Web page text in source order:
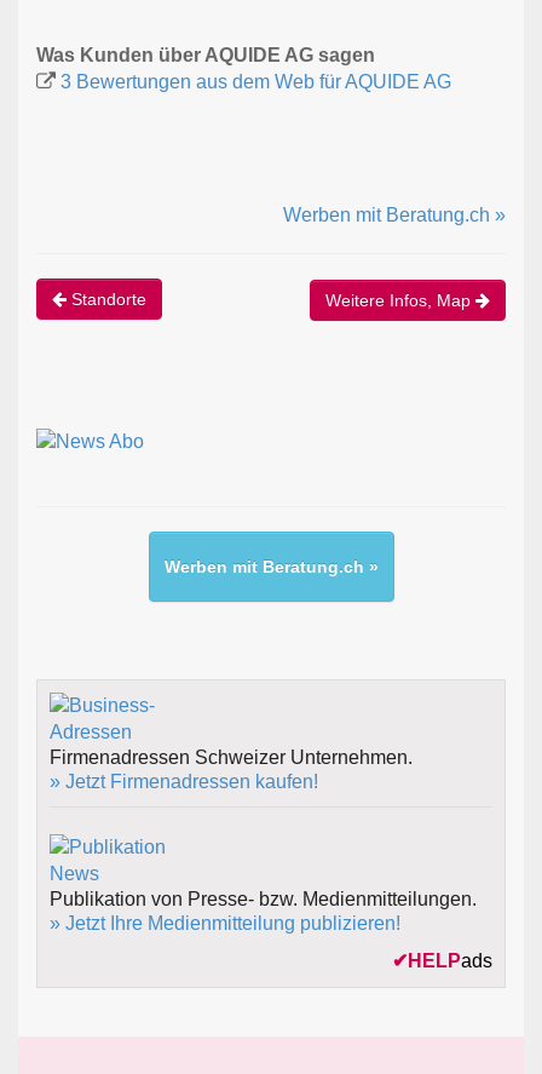
Was Kunden über AQUIDE AG sagen
3 Bewertungen aus dem Web für AQUIDE AG
Werben mit Beratung.ch »
Standorte Weitere Infos, Map
Werben mit Beratung.ch »
Firmenadressen Schweizer Unternehmen.
» Jetzt Firmenadressen kaufen!
Publikation von Presse- bzw. Medienmitteilungen.
» Jetzt Ihre Medienmitteilung publizieren!
✔ HELPads